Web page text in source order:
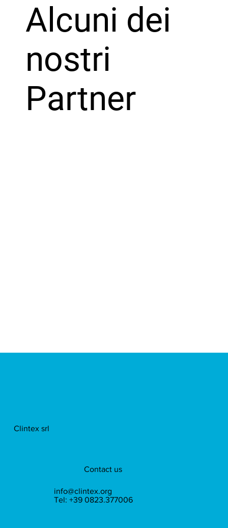
Alcuni dei
nostri
Partner
Contact us
info@clintex.org
Tel: +39 0823.377006
Clintex srl